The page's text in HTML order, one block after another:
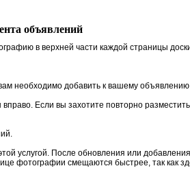
объявлений
в верхней части каждой страницы
необходимо добавить к вашему
Если вы захотите повторно
услугой. После обновления или
фотографии смещаются быстрее, так как